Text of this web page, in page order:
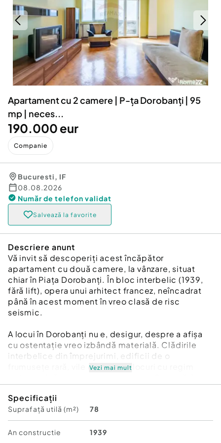
Servicii
Animale de companie
Afaceri și echipamente profesionale
Inchiriere Bunuri si Vehicule
Utilaje agricole si industriale
Piese auto si accesorii
Dacia Duster
Apartament cu 2 camere | P-ța Dorobanți | 95
mp | neces...
190.000 eur
Companie
Bucuresti, IF
08.08.2026
Număr de telefon validat
Salvează la favorite
Descriere anunt
Vă invit să descoperiți acest încăpător
apartament cu două camere, la vânzare, situat
chiar în Piața Dorobanți. În bloc interbelic (1939,
fără lift), opera unui arhitect francez, neîncadrat
până în acest moment în vreo clasă de risc
seismic.
A locui în Dorobanți nu e, desigur, despre a afișa
cu ostentație vreo izbândă materială. Clădirile
interbelice din împrejurimi, edificii de o
frumusețe rară, vile cochete, blocuri cu regim
simpla conviețuire administrativă. Mai degrabă e
vorba de apartenența la un cerc de familii
statornicite aici de generații, oameni de cultură,
diplomați, oameni de stat, intelectuali – un mediu
Vezi mai mult
Specificații
Suprafață utilă (m²) 78
An constructie 1939